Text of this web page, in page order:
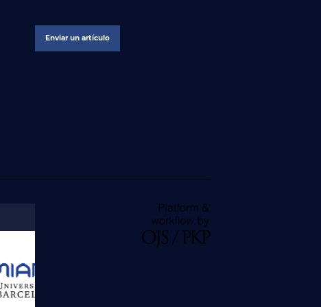
Enviar un artículo